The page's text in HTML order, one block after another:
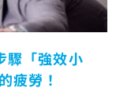
驟「強效小
疲勞！